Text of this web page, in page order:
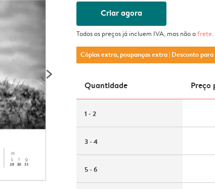
Criar agora
Todos os preços já incluem IVA, mas não ofrete.
Cópias extra, poupanças extra| Desconto
Quantidade Preço
1 - 2
3 - 4
5 - 6